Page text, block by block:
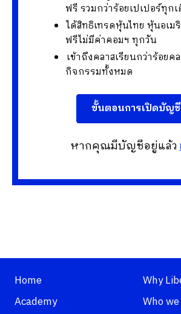
ฟรี รวมกว่าร้อยเปเปอร์ทุก
ได้สิทธิเทรดหุ้นไทย หุ้นอเม
ฟรีไม่มีค่าคอมฯ ทุกวัน
เข้าถึงคลาสเรียนกว่าร้อยค
กิจกรรมทั้งหมด
ขั้นตอนการเปิดบัญชี
หากคุณมีบัญชีอยู่แล้ว
Home
Academy
Why
Who